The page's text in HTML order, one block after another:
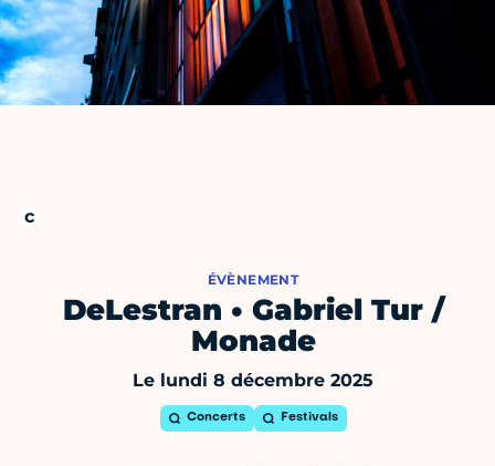
ÉVÈNEMENT
DeLestran • Gabriel Tur /
Monade
Le lundi 8 décembre 2025
Concerts Festivals